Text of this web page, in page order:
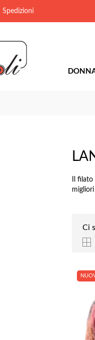
Spedizioni
Il
Ci